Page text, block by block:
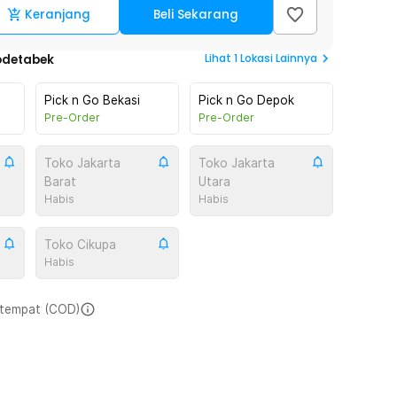
Keranjang Beli Sekarang
Lihat 1Lokasi Lainnya
Pick n Go Bekasi
Pre-Order
Pick n Go Depok
Pre-Order
Toko Jakarta
Barat
Habis
Toko Jakarta
Utara
Habis
Toko Cikupa
Habis
(COD)